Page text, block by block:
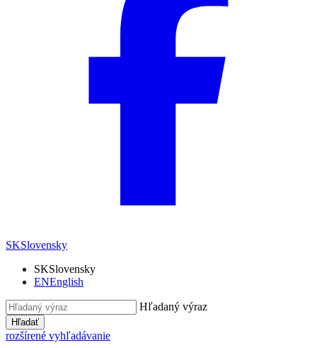
SKSlovensky
SKSlovensky
ENEnglish
Hľadaný výraz
Hľadať
rozšírené vyhľadávanie